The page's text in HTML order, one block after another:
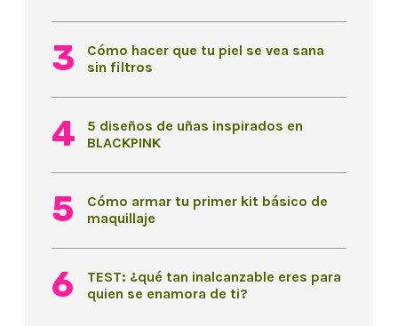
Cómo hacer que tu piel se vea sana
sin filtros
5 diseños de uñas inspirados en
BLACKPINK
Cómo armar tu primer kit básico de
maquillaje
TEST: ¿qué tan inalcanzable eres para
quien se enamora de ti?